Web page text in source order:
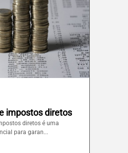
impostos diretos
diretos é uma
para garan...